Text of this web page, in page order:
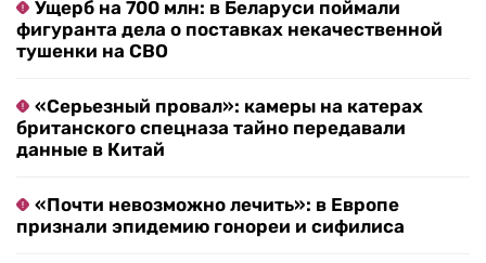
Ущерб на 700 млн: в Беларуси поймали
фигуранта дела о поставках некачественной
тушенки на СВО
«Серьезный провал»: камеры на катерах
британского спецназа тайно передавали
данные в Китай
«Почти невозможно лечить»: в Европе
признали эпидемию гонореи и сифилиса